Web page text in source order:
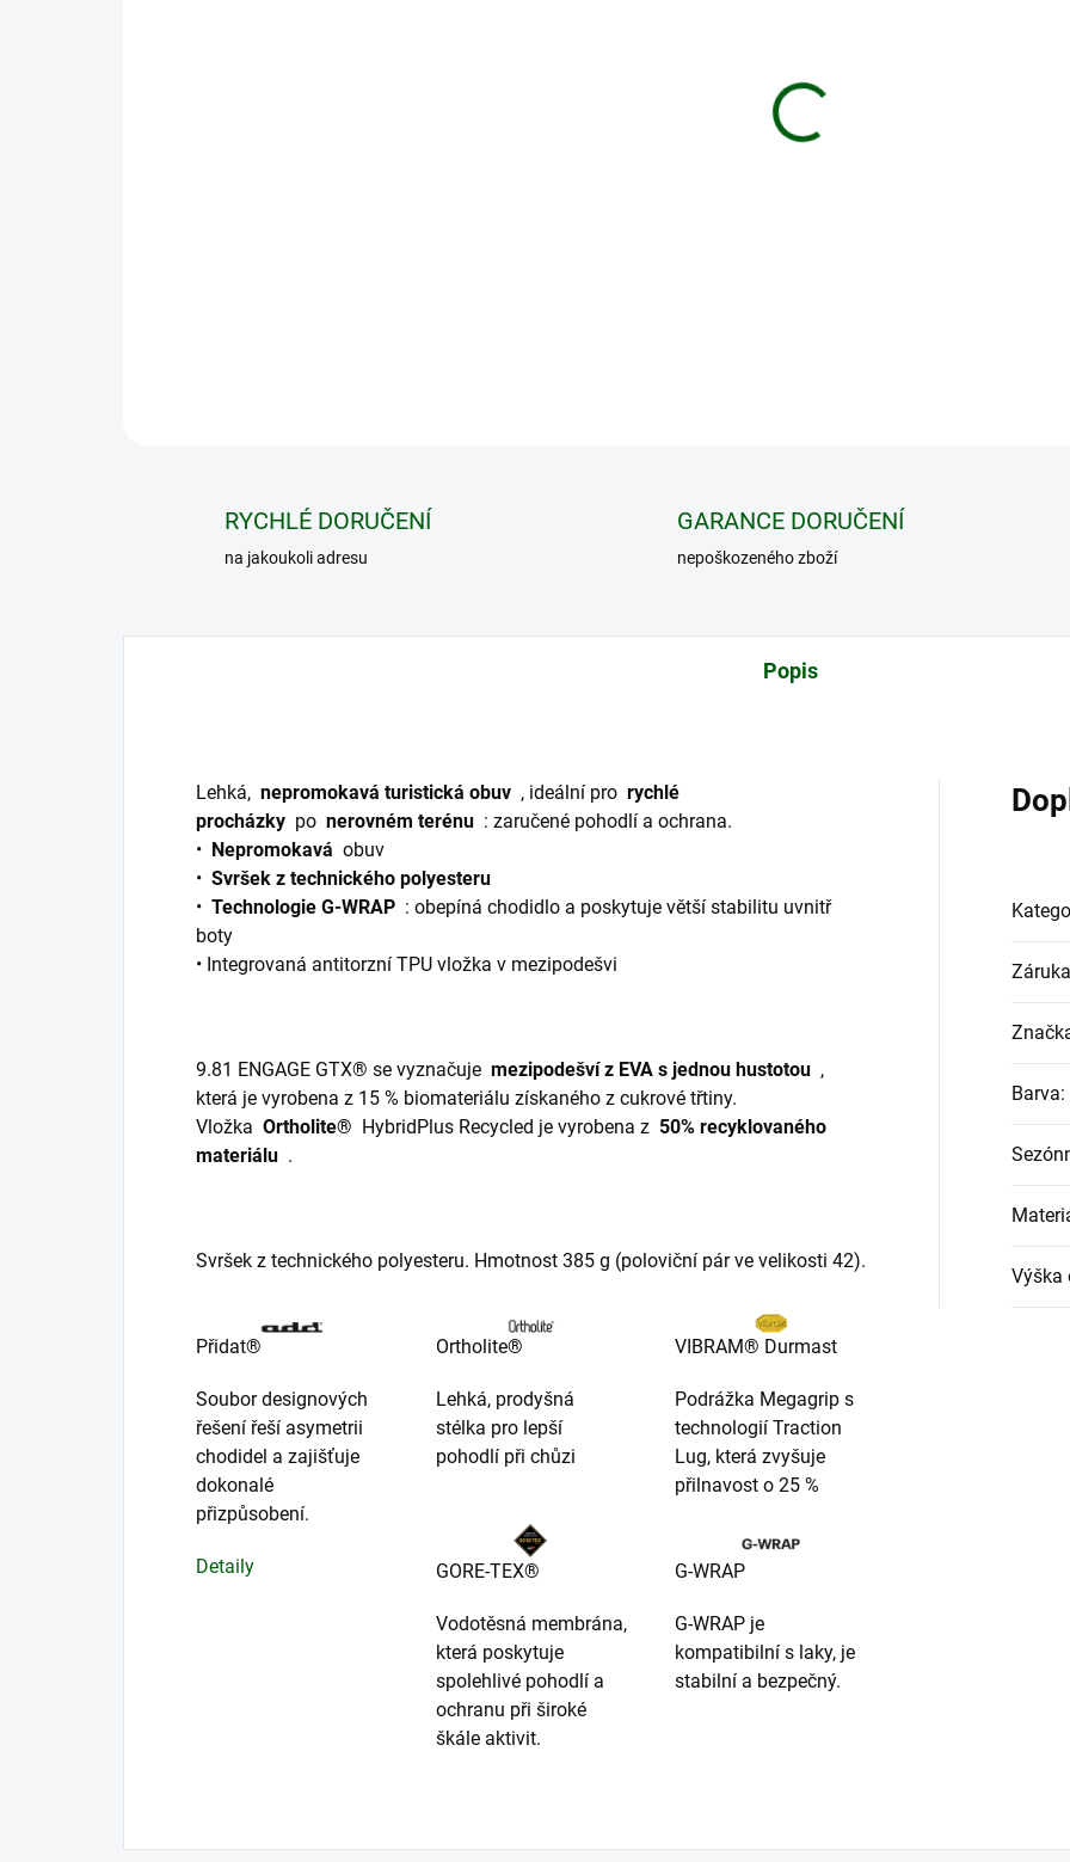
RYCHLÉ DORUČENÍ
na jakoukoli adresu
GARANCE DORUČENÍ
nepoškozeného zboží
Popis
Lehká, nepromokavá turistická obuv , ideální pro rychlé
procházky po nerovném terénu : zaručené pohodlí a ochrana.
• Nepromokavá obuv
• Svršek z technického polyesteru
• Technologie G-WRAP : obepíná chodidlo a poskytuje větší stabilitu uvnitř
boty
• Integrovaná antitorzní TPU vložka v mezipodešvi
9.81 ENGAGE GTX® se vyznačuje mezipodešví z EVA s jednou hustotou ,
která je vyrobena z 15 % biomateriálu získaného z cukrové třtiny.
Vložka Ortholite® HybridPlus Recycled je vyrobena z 50% recyklovaného
materiálu .
Svršek z technického polyesteru. Hmotnost 385 g (poloviční pár ve velikosti 42).
Přidat®
Soubor designových
řešení řeší asymetrii
chodidel a zajišťuje
dokonalé
přizpůsobení.
Detaily
Ortholite®
Lehká, prodyšná
stélka pro lepší
pohodlí při chůzi
VIBRAM® Durmast
Podrážka Megagrip s
technologií Traction
Lug, která zvyšuje
přilnavost o 25 %
GORE-TEX®
Vodotěsná membrána,
která poskytuje
spolehlivé pohodlí a
ochranu při široké
škále aktivit.
G-WRAP
G-WRAP je
kompatibilní s laky, je
stabilní a bezpečný.
Záruka
Barva:
Výška